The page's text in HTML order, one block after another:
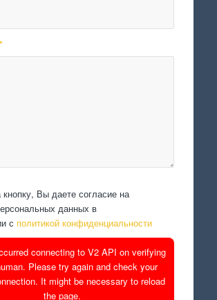
*
Вы даете согласие на
данных в
с политикой конфиденциальности
connecting to V2 API on verifying
Please try again and check your
It might be necessary to reload
the page.